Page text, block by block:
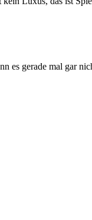
es gerade mal gar